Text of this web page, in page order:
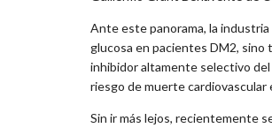
Ante este panorama, la
glucosa en pacientes DM2, sino
inhibidor altamente selectivo
riesgo de muerte cardiovascular
Sin ir más lejos, recientemente